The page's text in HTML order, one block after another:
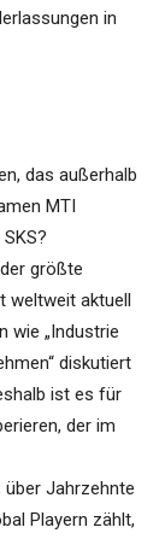
in
das außerhalb
MTI
größte
weltweit aktuell
wie „Industrie
diskutiert
ist es für
der im
Jahrzehnte
Playern zählt,